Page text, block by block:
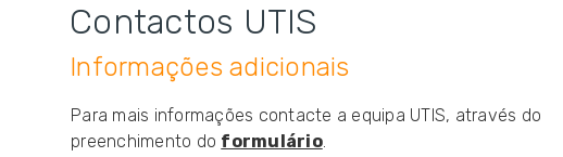
Contactos UTIS
Informações adicionais
Para mais informações contacte a equipa UTIS, através do
preenchimento do formulário.